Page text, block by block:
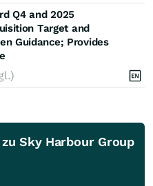
Q4 and 2025
Target and
Guidance; Provides
Sky Harbour Group